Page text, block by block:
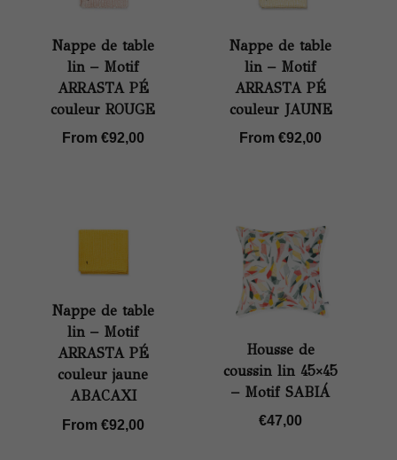
Nappe de table
lin – Motif
ARRASTA PÉ
couleur ROUGE
From €92,00
Nappe de table
lin – Motif
ARRASTA PÉ
couleur JAUNE
From €92,00
Nappe de table
lin – Motif
ARRASTA PÉ
couleur jaune
ABACAXI
From €92,00
Housse de
coussin lin 45×45
– Motif SABIÁ
€47,00